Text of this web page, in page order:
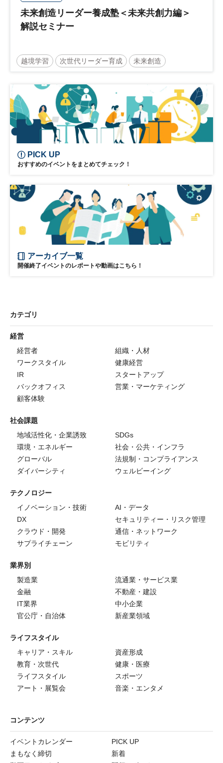
未来創造リーダー養成塾＜未来共創力編＞
解説セミナー
越境学習 次世代リーダー育成 未来創造
日経オンラインセミナー
PICK UP
おすすめのイベントをまとめてチェック！
アーカイブ一覧
開催終了イベントのレポートや動画はこちら！
カテゴリ
経営
経営者
組織・人材
ワークスタイル
健康経営
IR
スタートアップ
バックオフィス
営業・マーケティング
顧客体験
社会課題
地域活性化・企業誘致
SDGs
環境・エネルギー
社会・公共・インフラ
グローバル
法規制・コンプライアンス
ダイバーシティ
ウェルビーイング
テクノロジー
イノベーション・技術
AI・データ
DX
セキュリティー・リスク管理
クラウド・開発
通信・ネットワーク
サプライチェーン
モビリティ
業界別
製造業
流通業・サービス業
金融
不動産・建設
IT業界
中小企業
官公庁・自治体
新産業領域
ライフスタイル
キャリア・スキル
資産形成
教育・次世代
健康・医療
ライフスタイル
スポーツ
アート・展覧会
音楽・エンタメ
コンテンツ
イベントカレンダー
PICK UP
まもなく締切
新着